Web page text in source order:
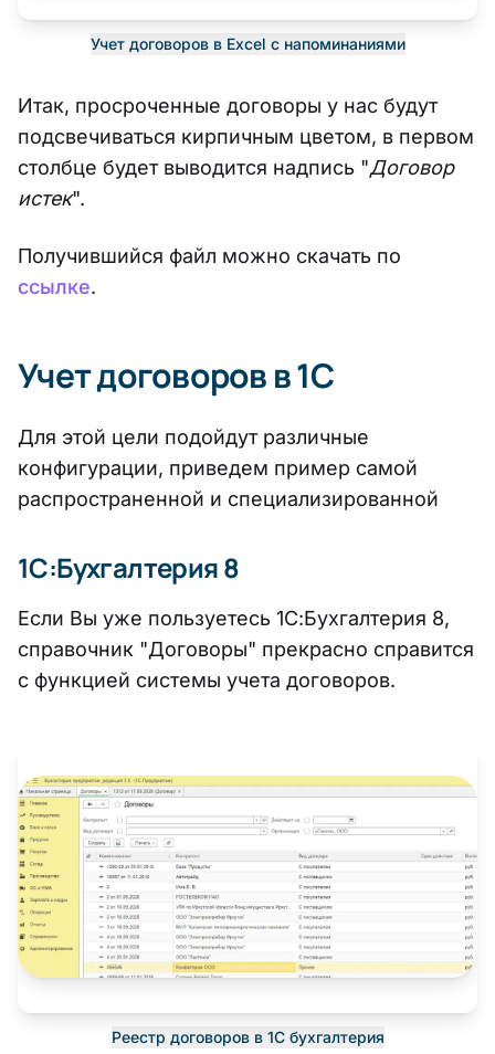
Учет договоров в Excel с напоминаниями
Итак, просроченные договоры у нас будут
подсвечиваться кирпичным цветом, в первом
столбце будет выводится надпись "Договор
истек".
Получившийся файл можно скачать по
ссылке.
Учет договоров в 1С
Для этой цели подойдут различные
конфигурации, приведем пример самой
распространенной и специализированной
1С:Бухгалтерия 8
Если Вы уже пользуетесь 1С:Бухгалтерия 8,
справочник "Договоры" прекрасно справится
с функцией системы учета договоров.
Реестр договоров в 1С бухгалтерия